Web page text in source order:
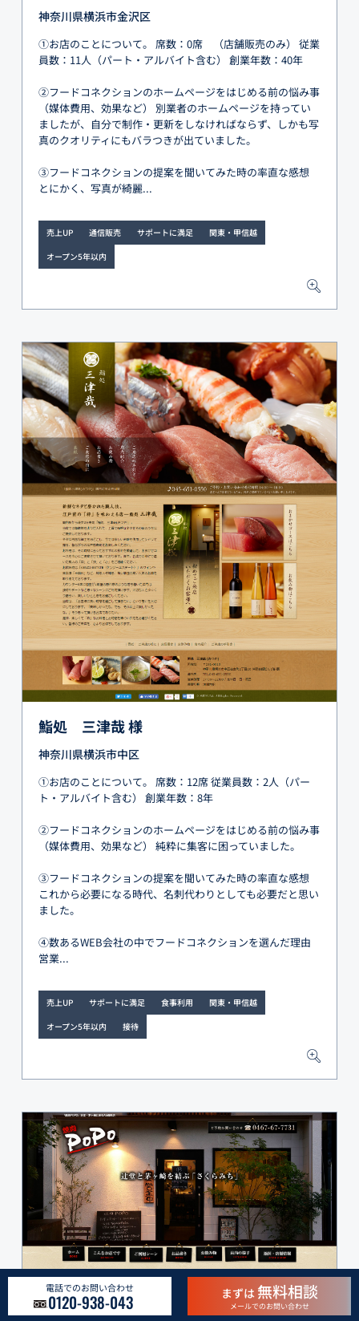
神奈川県横浜市金沢区
①お店のことについて。 席数：0席 （店舗販売のみ） 従業
員数：11人（パート・アルバイト含む） 創業年数：40年
②フードコネクションのホームページをはじめる前の悩み事
（媒体費用、効果など） 別業者のホームページを持ってい
ましたが、自分で制作・更新をしなければならず、しかも写
真のクオリティにもバラつきが出ていました。
③フードコネクションの提案を聞いてみた時の率直な感想
とにかく、写真が綺麗...
売上UP 通信販売 サポートに満足
関東・甲信越
オープン5年以内
鮨処 三津哉 様
神奈川県横浜市中区
①お店のことについて。 席数：12席 従業員数：2人（パー
ト・アルバイト含む） 創業年数：8年
②フードコネクションのホームページをはじめる前の悩み事
（媒体費用、効果など） 純粋に集客に困っていました。
③フードコネクションの提案を聞いてみた時の率直な感想
これから必要になる時代、名刺代わりとしても必要だと思い
ました。
④数あるWEB会社の中でフードコネクションを選んだ理由
営業...
売上UP サポートに満足 食事利用
関東・甲信越
オープン5年以内
接待
電話でのお問い合わせ
0120-938-043 まずは 無料相談
メールでのお問い合わせ